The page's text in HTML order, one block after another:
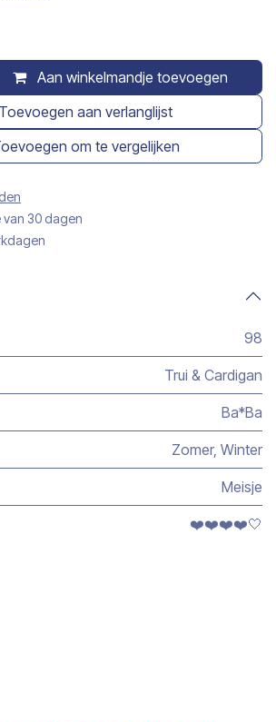
Aan winkelmandje toevoegen
om te vergelijken
Toevoegen aan verlanglijst
30 dagen
98
Trui & Cardigan
Ba*Ba
Zomer, Winter
Meisje
❤️❤️❤️❤️🤍